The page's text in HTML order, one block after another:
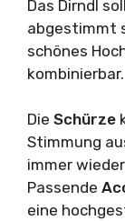
Das Dirndl
abgestimmt
schönes
kombinierbar.
Die Schürze
Stimmung
immer
Passende
eine